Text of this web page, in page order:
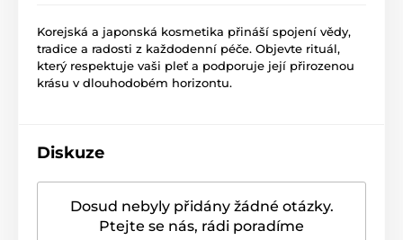
Korejská a japonská kosmetika přináší spojení vědy,
tradice a radosti z každodenní péče. Objevte rituál,
který respektuje vaši pleť a podporuje její přirozenou
krásu v dlouhodobém horizontu.
Diskuze
Dosud nebyly přidány žádné otázky.
Ptejte se nás, rádi poradíme